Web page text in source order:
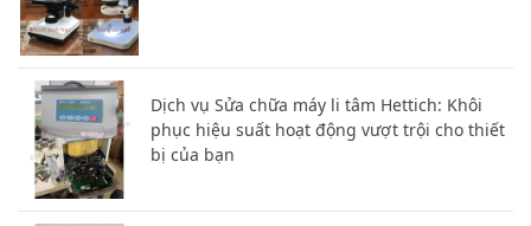
Dịch vụ Sửa chữa máy li tâm Hettich: Khôi
phục hiệu suất hoạt động vượt trội cho thiết
bị của bạn